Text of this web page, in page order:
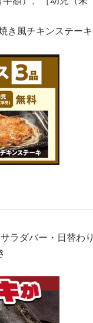
き風チキンステーキ
ラダバー・日替わり